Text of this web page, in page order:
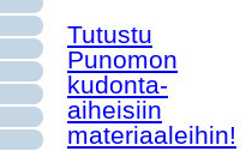
Tutustu
Punomon
kudonta-
aiheisiin
materiaaleihin!